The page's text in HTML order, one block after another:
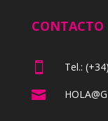
CONTACTO
 Tel.:
